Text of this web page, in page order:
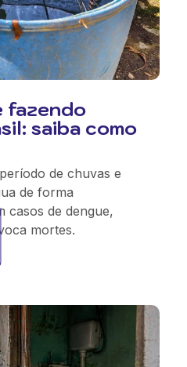
fazendo
saiba como
de chuvas e
de forma
casos de dengue,
mortes.